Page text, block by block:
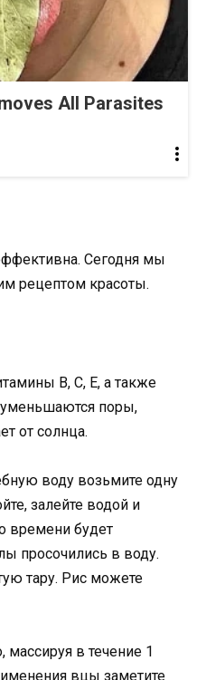
All Parasites
Сегодня мы
рецептом красоты.
В, С, Е, а также
поры,
от солнца.
воду возьмите одну
залейте водой и
времени будет
просочились в воду.
тару. Рис можете
в течение 1
вцы заметите